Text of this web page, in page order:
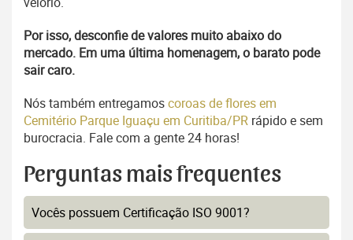
Por isso, desconfie de valores muito abaixo do
mercado. Em uma última homenagem, o barato pode
sair caro.
Nós também entregamoscoroas de flores em
Cemitério Parque Iguaçu em Curitiba/PR rápido e sem
burocracia. Fale com a gente 24 horas!
Perguntas mais frequentes
Vocês possuem Certificação ISO 9001?